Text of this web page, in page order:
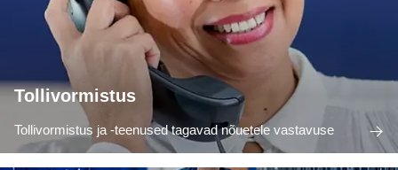
Tollivormistus
Tollivormistus ja -teenused tagavad nõuetele vastavuse